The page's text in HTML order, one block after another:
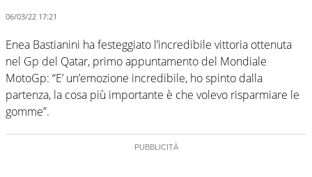
06/03/22 17:21
Enea Bastianini ha festeggiato l’incredibile vittoria ottenuta
nel Gp del Qatar, primo appuntamento del Mondiale
MotoGp: “E’ un’emozione incredibile, ho spinto dalla
partenza, la cosa più importante è che volevo risparmiare le
gomme”.